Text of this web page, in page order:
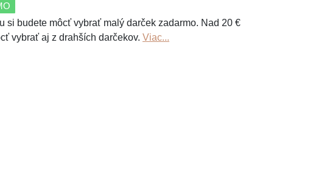
si budete môcť vybrať malý darček zadarmo. Nad 20 €
vybrať aj z drahších darčekov. Viac...